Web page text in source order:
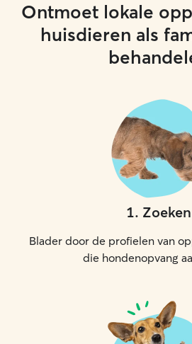
Ontmoet lokale
huisdieren als
1. Zoeken
Blader door de profielen van
die hondenopvang